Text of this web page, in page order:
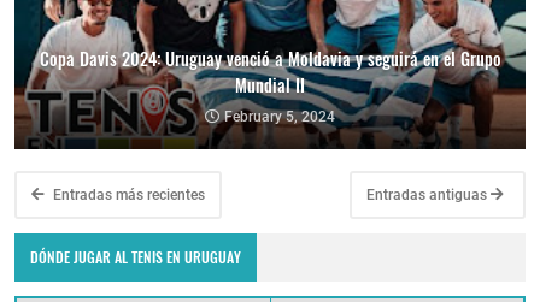
Copa Davis 2024: Uruguay venció a Moldavia y seguirá en el Grupo
Mundial II
February 5, 2024
Entradas más recientes Entradas antiguas
DÓNDE JUGAR AL TENIS EN URUGUAY